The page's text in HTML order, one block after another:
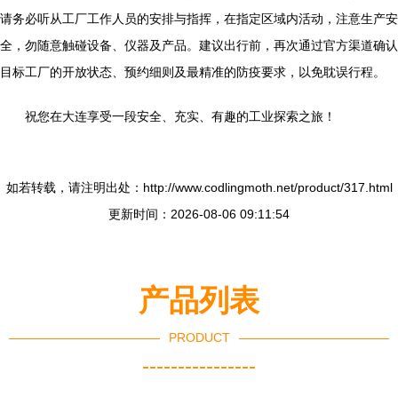
请务必听从工厂工作人员的安排与指挥，在指定区域内活动，注意生产安
全，勿随意触碰设备、仪器及产品。建议出行前，再次通过官方渠道确认
目标工厂的开放状态、预约细则及最精准的防疫要求，以免耽误行程。
祝您在大连享受一段安全、充实、有趣的工业探索之旅！
如若转载，请注明出处：http://www.codlingmoth.net/product/317.html
更新时间：2026-08-06 09:11:54
产品列表
PRODUCT
----------------